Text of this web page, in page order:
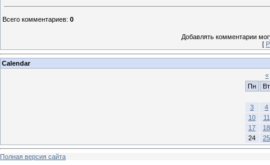
Всего комментариев: 0
Добавлять комментарии
[
Calendar
«
Пн
Вт
3
4
10
11
17
18
24
25
Полная версия сайта